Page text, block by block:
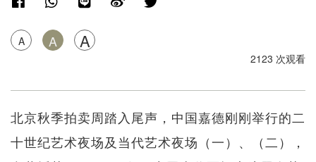
A A A
2123 次观看
北京秋季拍卖周踏入尾声，中国嘉德刚刚举行的二
十世纪艺术夜场及当代艺术夜场（一）、（二），